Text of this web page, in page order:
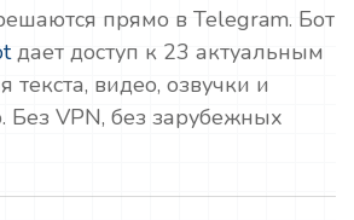
прямо в Telegram. Бот
дает доступ к 23 актуальным
видео, озвучки и
Без VPN, без зарубежных